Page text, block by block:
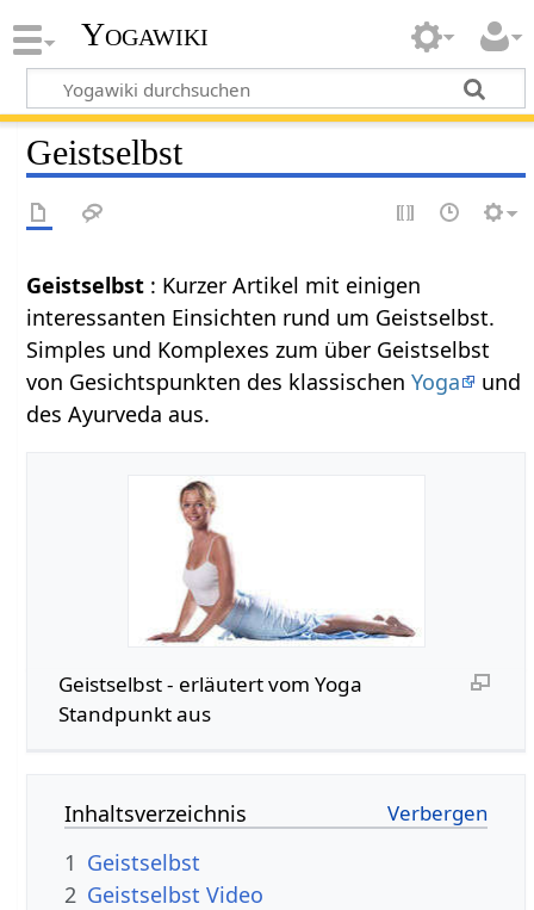
Yogawiki
Geistselbst
Geistselbst : Kurzer Artikel mit einigen
interessanten Einsichten rund um Geistselbst.
Simples und Komplexes zum über Geistselbst
von Gesichtspunkten des klassischenYoga
und
des Ayurveda aus.
Geistselbst - erläutert vom Yoga
Standpunkt aus
Inhaltsverzeichnis
1 Geistselbst
2 Geistselbst Video